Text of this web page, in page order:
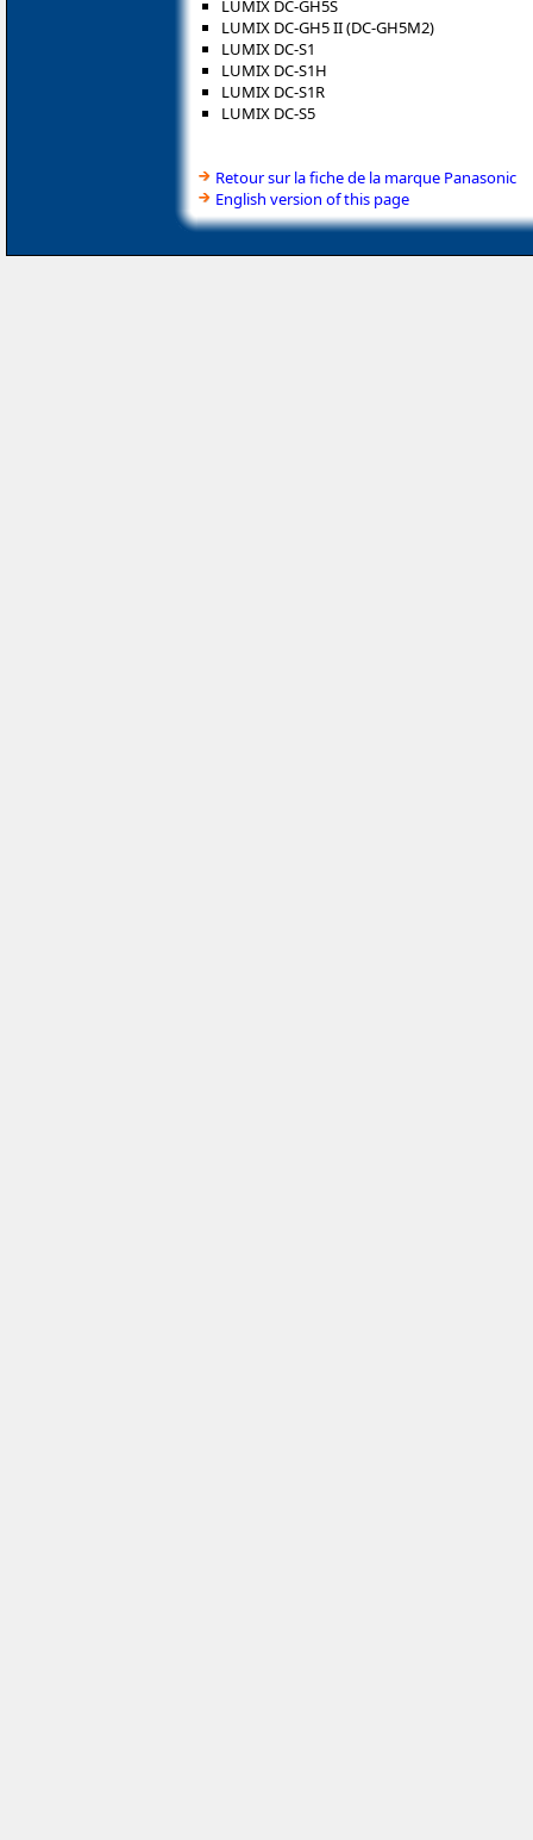
LUMIX DC-GH5S
LUMIX DC-GH5 II (DC-GH5M2)
LUMIX DC-S1
LUMIX DC-S1H
LUMIX DC-S1R
LUMIX DC-S5
Retour sur la fiche de la marque Panasonic
English version of this page